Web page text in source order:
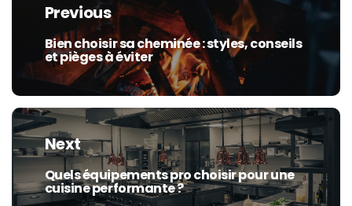
l’article
Previous
Previous
post:
Bien choisir sa cheminée : styles, conseils
et pièges à éviter
Next
Next
post:
Quels équipements pro choisir pour une
cuisine performante ?